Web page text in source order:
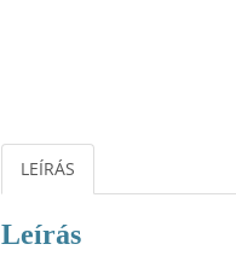
LEÍRÁS
Leírás